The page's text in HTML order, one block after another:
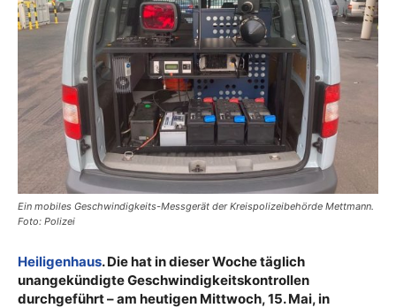
Ein mobiles Geschwindigkeits-Messgerät der Kreispolizeibehörde Mettmann.
Foto: Polizei
Heiligenhaus. Die hat in dieser Woche täglich
unangekündigte Geschwindigkeitskontrollen
durchgeführt – am heutigen Mittwoch, 15. Mai, in